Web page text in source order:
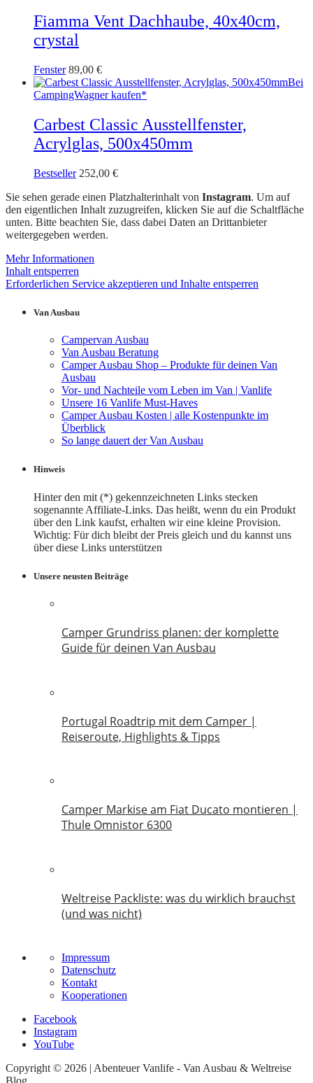
Fiamma Vent Dachhaube, 40x40cm,
crystal
Fenster 89,00 €
Bei
CampingWagner kaufen*
Carbest Classic Ausstellfenster,
Acrylglas, 500x450mm
Bestseller 252,00 €
Sie sehen gerade einen Platzhalterinhalt von Instagram. Um auf
den eigentlichen Inhalt zuzugreifen, klicken Sie auf die Schaltfläche
unten. Bitte beachten Sie, dass dabei Daten an Drittanbieter
weitergegeben werden.
Mehr Informationen
Inhalt entsperren
Erforderlichen Service akzeptieren und Inhalte entsperren
Van Ausbau
Campervan Ausbau
Van Ausbau Beratung
Camper Ausbau Shop – Produkte für deinen Van
Ausbau
Vor- und Nachteile vom Leben im Van | Vanlife
Unsere 16 Vanlife Must-Haves
Camper Ausbau Kosten | alle Kostenpunkte im
Überblick
So lange dauert der Van Ausbau
Hinweis
Hinter den mit (*) gekennzeichneten Links stecken
sogenannte Affiliate-Links. Das heißt, wenn du ein Produkt
über den Link kaufst, erhalten wir eine kleine Provision.
Wichtig: Für dich bleibt der Preis gleich und du kannst uns
über diese Links unterstützen
Unsere neusten Beiträge
Camper Grundriss planen: der komplette
Guide für deinen Van Ausbau
Portugal Roadtrip mit dem Camper |
Reiseroute, Highlights & Tipps
Camper Markise am Fiat Ducato montieren |
Thule Omnistor 6300
Weltreise Packliste: was du wirklich brauchst
(und was nicht)
Impressum
Datenschutz
Kontakt
Kooperationen
Facebook
Instagram
YouTube
Copyright © 2026 | Abenteuer Vanlife - Van Ausbau & Weltreise
Blog